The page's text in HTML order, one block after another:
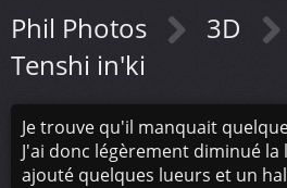
Phil Photos 3D
Tenshi in'ki
Je trouve qu'il manquait
J'ai donc légèrement diminué
ajouté quelques lueurs et un